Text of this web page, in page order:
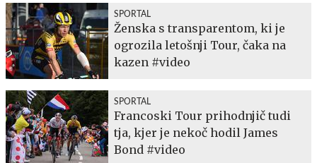
SPORTAL
Ženska s transparentom, ki je
ogrozila letošnji Tour, čaka na
kazen #video
SPORTAL
Francoski Tour prihodnjič tudi
tja, kjer je nekoč hodil James
Bond #video